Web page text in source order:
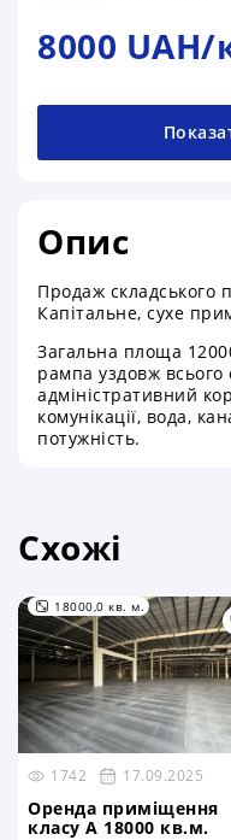
8000
Опис
Продаж складського
Капітальне, сухе
Загальна площа 12000 кВ.м. Крита,
рампа уздовж всього
адміністративний
комунікації, вода,
потужність.
Схожі
18000,0 кв. м.
1742 17.09.2025
Оренда приміщення
класу А 18000 кв.м.